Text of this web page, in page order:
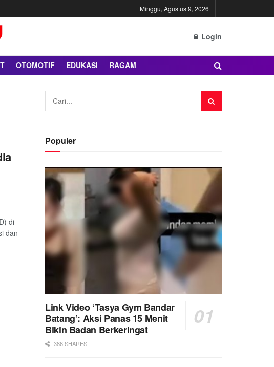
Minggu, Agustus 9, 2026
Login
OTOMOTIF EDUKASI RAGAM
di
dan
Populer
Link Video ‘Tasya Gym Bandar
Batang’: Aksi Panas 15 Menit
Bikin Badan Berkeringat
386 SHARES